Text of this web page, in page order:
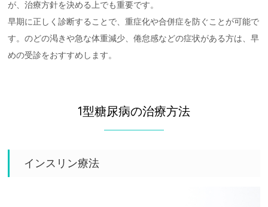
が、治療方針を決める上でも重要です。
早期に正しく診断することで、重症化や合併症を防ぐことが可能で
す。のどの渇きや急な体重減少、倦怠感などの症状がある方は、早
めの受診をおすすめします。
1型糖尿病の治療方法
インスリン療法